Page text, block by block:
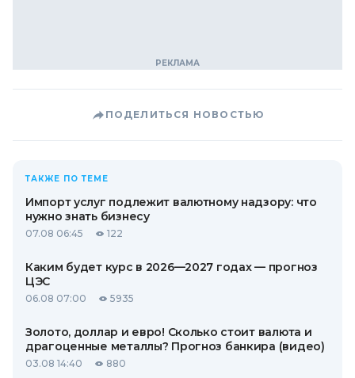
ПОДЕЛИТЬСЯ НОВОСТЬЮ
ТАКЖЕ ПО ТЕМЕ
Импорт услуг подлежит валютному надзору: что
нужно знать бизнесу
07.08 06:45 122
Каким будет курс в 2026—2027 годах — прогноз
ЦЭС
06.08 07:00 5935
Золото, доллар и евро! Сколько стоит валюта и
драгоценные металлы? Прогноз банкира (видео)
03.08 14:40 880